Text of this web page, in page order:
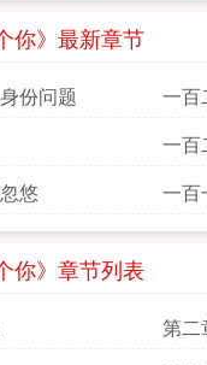
你》最新章节
份问题 一百
一百
悠
一百
你》章节列表
第二